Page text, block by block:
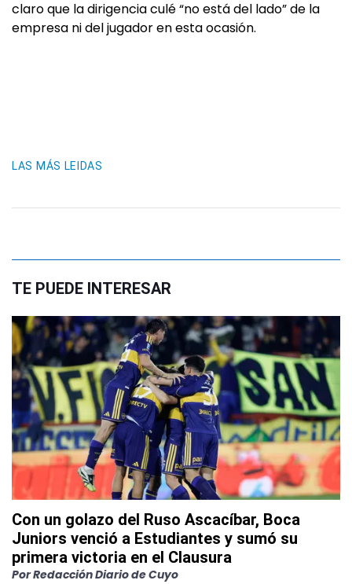
claro que la dirigencia culé “no está del lado” de la
empresa ni del jugador en esta ocasión.
LAS MÁS LEIDAS
TE PUEDE INTERESAR
Con un golazo del Ruso Ascacíbar, Boca
Juniors venció a Estudiantes y sumó su
primera victoria en el Clausura
PorRedacción Diario de Cuyo